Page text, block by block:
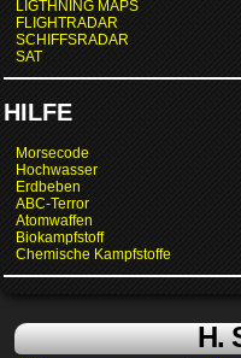
LIGTHNING MAPS
FLIGHTRADAR
SCHIFFSRADAR
SAT
HILFE
Morsecode
Hochwasser
Erdbeben
ABC-Terror
Atomwaffen
Biokampfstoff
Chemische Kampfstoffe
H.